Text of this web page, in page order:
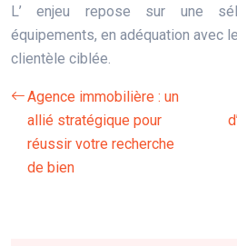
L’ enjeu repose sur une
équipements, en adéquation avec
clientèle ciblée.
Agence immobilière : un
allié stratégique pour
réussir votre recherche
de bien